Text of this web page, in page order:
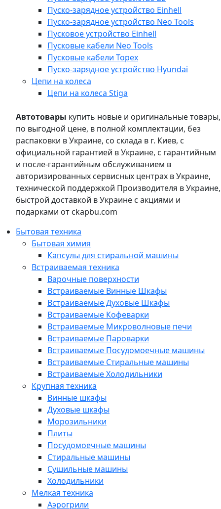
Пуско-зарядное устройство Einhell
Пуско-зарядное устройство Neo Tools
Пусковое устройство Einhell
Пусковые кабели Neo Tools
Пусковые кабели Topex
Пуско-зарядное устройство Hyundai
Цепи на колеса
Цепи на колеса Stiga
Автотовары купить новые и оригинальные товары,
по выгодной цене, в полной комплектации, без
распаковки в Украине, со склада в г. Киев, с
официальной гарантией в Украине, с гарантийным
и после-гарантийным обслуживанием в
авторизированных сервисных центрах в Украине,
технической поддержкой Производителя в Украине,
быстрой доставкой в Украине с акциями и
подарками от ckapbu.com
Бытовая техника
Бытовая химия
Капсулы для стиральной машины
Встраиваемая техника
Варочные поверхности
Встраиваемые Винные Шкафы
Встраиваемые Духовые Шкафы
Встраиваемые Кофеварки
Встраиваемые Микроволновые печи
Встраиваемые Пароварки
Встраиваемые Посудомоечные машины
Встраиваемые Стиральные машины
Встраиваемые Холодильники
Крупная техника
Винные шкафы
Духовые шкафы
Морозильники
Плиты
Посудомоечные машины
Стиральные машины
Сушильные машины
Холодильники
Мелкая техника
Аэрогрили